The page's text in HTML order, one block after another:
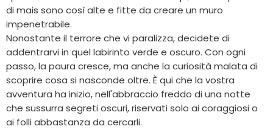
di mais sono così alte e fitte da creare un muro
impenetrabile.
Nonostante il terrore che vi paralizza, decidete di
addentrarvi in quel labirinto verde e oscuro. Con ogni
passo, la paura cresce, ma anche la curiosità malata di
scoprire cosa si nasconde oltre. È qui che la vostra
avventura ha inizio, nell'abbraccio freddo di una notte
che sussurra segreti oscuri, riservati solo ai coraggiosi o
ai folli abbastanza da cercarli.